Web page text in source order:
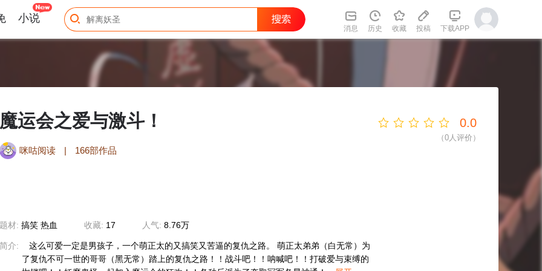
魔运会之爱与激斗！
咪咕阅读 | 166部作品
题材: 搞笑 热血 收藏: 17 人气: 8.76万
简介:
这么可爱一定是男孩子，一个萌正太的又搞笑又苦逼的复仇之路。 萌正太弟弟（白无常）为
了复仇不可一世的哥哥（黑无常）踏上的复仇之路！！战斗吧！！呐喊吧！！打破爱与束缚的
0.0
（0人评价）
小说
消息 历史 收藏 投稿 下载APP